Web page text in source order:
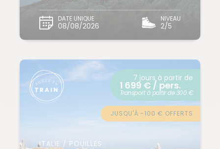
DATE UNIQUE
08/08/2026
NIVEAU
2/5
ITALIE / POUILLES
7 jours à partir de
1 699 € / pers.
Transport à partir de 300 €
JUSQU'À -100 € OFFERTS